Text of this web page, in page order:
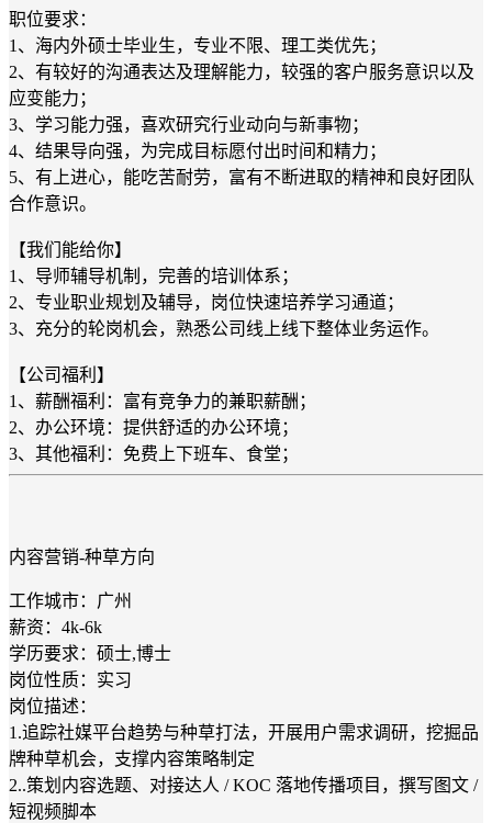
职位要求：
1、海内外硕士毕业生，专业不限、理工类优先；
2、有较好的沟通表达及理解能力，较强的客户服务意识以及
应变能力；
3、学习能力强，喜欢研究行业动向与新事物；
4、结果导向强，为完成目标愿付出时间和精力；
5、有上进心，能吃苦耐劳，富有不断进取的精神和良好团队
合作意识。
【我们能给你】
1、导师辅导机制，完善的培训体系；
2、专业职业规划及辅导，岗位快速培养学习通道；
3、充分的轮岗机会，熟悉公司线上线下整体业务运作。
【公司福利】
1、薪酬福利：富有竞争力的兼职薪酬；
2、办公环境：提供舒适的办公环境；
3、其他福利：免费上下班车、食堂；
内容营销-种草方向
工作城市：广州
薪资：4k-6k
学历要求：硕士,博士
岗位性质：实习
岗位描述：
1.追踪社媒平台趋势与种草打法，开展用户需求调研，挖掘品
牌种草机会，支撑内容策略制定
2..策划内容选题、对接达人 / KOC 落地传播项目，撰写图文 /
短视频脚本